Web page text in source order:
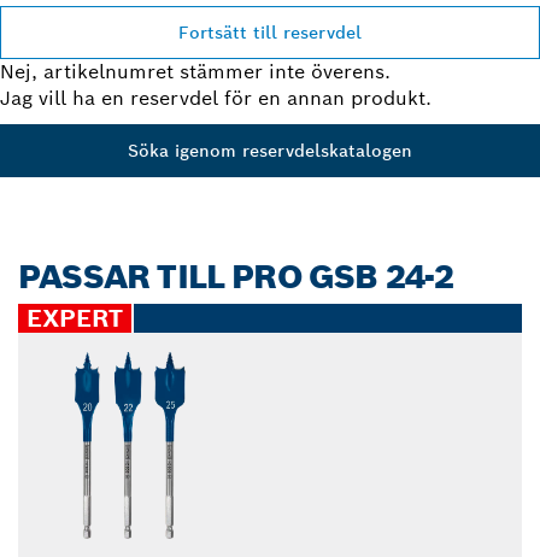
Fortsätt till reservdel
Nej, artikelnumret stämmer inte överens.
Jag vill ha en reservdel för en annan produkt.
Söka igenom reservdelskatalogen
PASSAR TILL PRO GSB 24-2
EXPERT